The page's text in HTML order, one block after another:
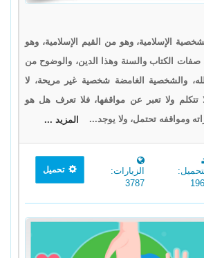
الإسلامية، وهو من القيم الإسلامية، وهو
صفات الكتاب والسنة وهذا الدين، والوضوح من
والشخصية الغامضة شخصية غير مريحة، لا
تتكلم ولا تعبر عن مواقفها، فلا تعرف هل هو
ومواقفه تحتمل، ولا يوجد...
المزيد ...
الزيارات:
3787
تحميل